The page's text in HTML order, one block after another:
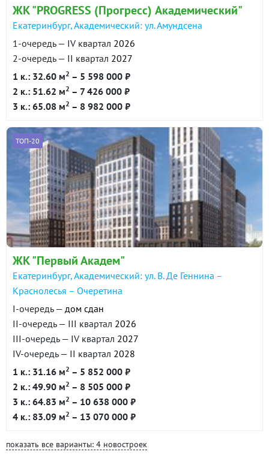
ЖК "PROGRESS (Прогресс) Академический"
Екатеринбург, Академический: ул. Амундсена
1-очередь — IV квартал 2026
2-очередь — II квартал 2027
1 к.: 32.60 м2 – 5 598 000 ₽
2 к.: 51.62 м2 – 7 426 000 ₽
3 к.: 65.08 м2 – 8 982 000 ₽
ТОП-20
ЖК "Первый Академ"
Екатеринбург, Академический: ул. В. Де Геннина –
Краснолесья – Очеретина
I-очередь — дом сдан
II-очередь — III квартал 2026
III-очередь — IV квартал 2027
IV-очередь — II квартал 2028
1 к.: 31.16 м2 – 5 852 000 ₽
2 к.: 49.90 м2 – 8 505 000 ₽
3 к.: 64.83 м2 – 10 638 000 ₽
4 к.: 83.09 м2 – 13 070 000 ₽
показать все варианты: 4 новостроек